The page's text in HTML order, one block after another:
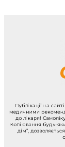
Публікації на
медичними
до лікаря!
Копіювання будь-
дім”,